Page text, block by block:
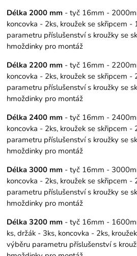
Délka 2000 mm - tyč 16mm -
koncovka - 2ks, kroužek se skřipcem
parametru příslušenství s kroužky se
hmoždinky pro montáž
Délka 2200 mm - tyč 16mm -
koncovka - 2ks, kroužek se skřipcem
parametru příslušenství s kroužky se
hmoždinky pro montáž
Délka 2400 mm - tyč 16mm -
koncovka - 2ks, kroužek se skřipcem
parametru příslušenství s kroužky se
hmoždinky pro montáž
Délka 3000 mm - tyč 16mm -
koncovka - 2ks, kroužek se skřipcem
parametru příslušenství s kroužky se
hmoždinky pro montáž
Délka 3200 mm - tyč 16mm -
ks, držák - 3ks, koncovka - 2ks,
výběru parametru příslušenství s